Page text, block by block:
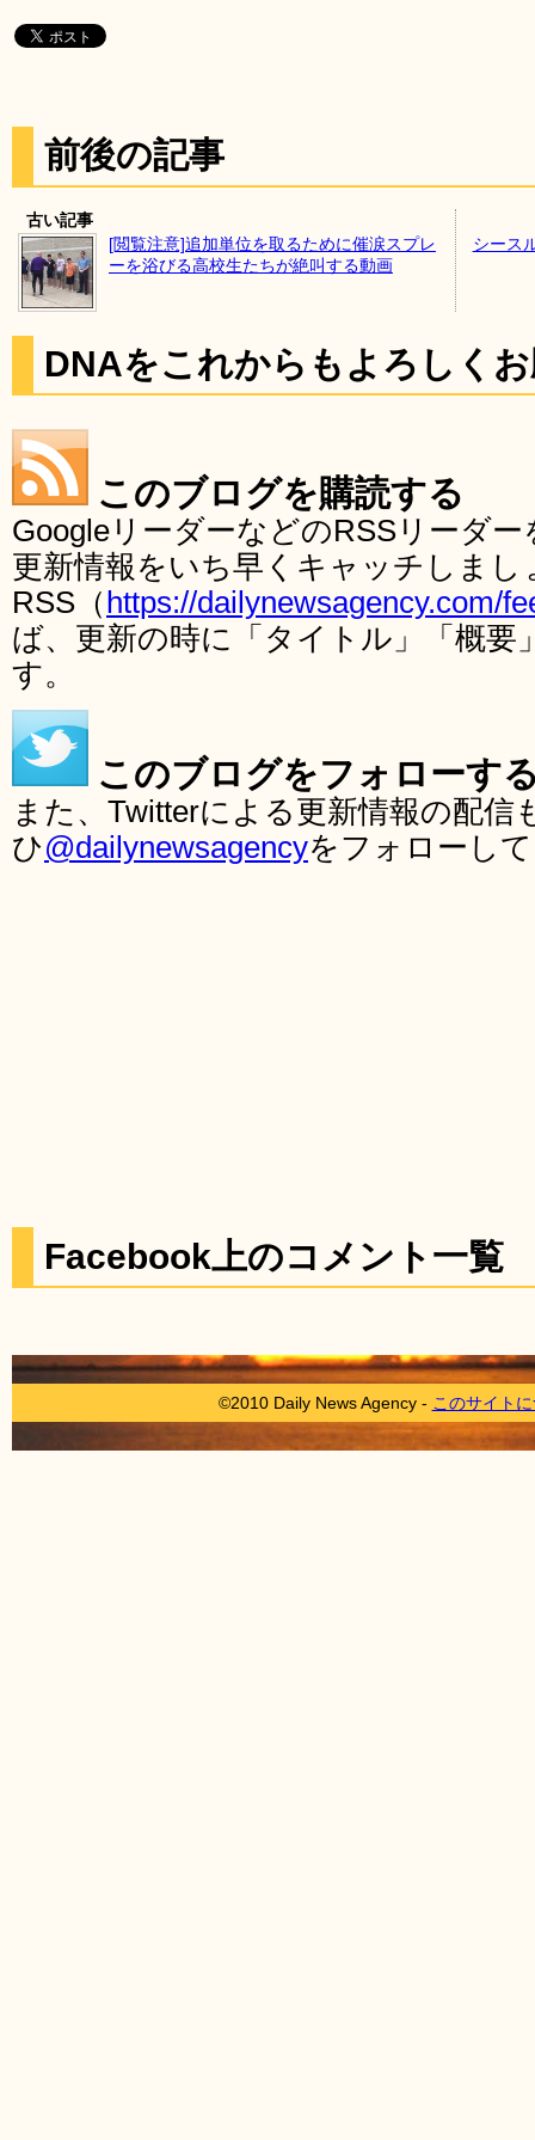
前後の記事
古い記事
[閲覧注意]追加単位を取るために催涙スプレ
ーを浴びる高校生たちが絶叫する動画
シース
DNAをこれからもよろしく
このブログを購読する
GoogleリーダーなどのRSSリーダ
更新情報をいち早くキャッチしま
RSS（ https://dailynewsagency.com/
ば、更新の時に「タイトル」「概要
す。
このブログをフォローす
また、Twitterによる更新情報の配
ひ@dailynewsagencyをフォローし
Facebook上のコメント一覧
©2010 Daily News Agency - このサイト